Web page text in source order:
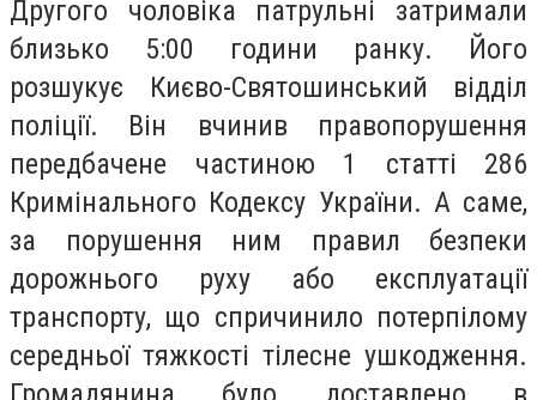
Другого чоловіка патрульні затримали
близько 5:00 години ранку. Його
розшукує Києво-Святошинський відділ
поліції. Він вчинив правопорушення
передбачене частиною 1 статті 286
Кримінального Кодексу України. А саме,
за порушення ним правил безпеки
дорожнього руху або експлуатації
транспорту, що спричинило потерпілому
середньої тяжкості тілесне ушкодження.